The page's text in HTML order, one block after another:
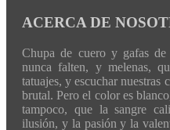
ACERCA DE
Chupa de cuero y gafas
nunca falten, y melenas,
tatuajes, y escuchar nuestras
brutal. Pero el color es
tampoco, que la sangre
ilusión, y la pasión y la